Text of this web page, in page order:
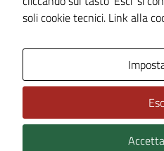
Area riservata
Technical Design s.r.l.
soli cookie tecnici. Link alla